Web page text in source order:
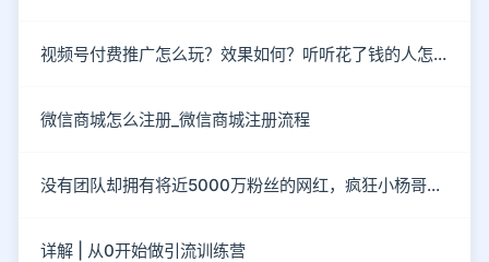
视频号付费推广怎么玩？效果如何？听听花了钱的人怎么说？
微信商城怎么注册_微信商城注册流程
没有团队却拥有将近5000万粉丝的网红，疯狂小杨哥到底有“多疯狂”？
详解 | 从0开始做引流训练营